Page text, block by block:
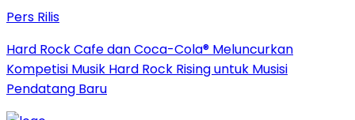
Pers Rilis
Hard Rock Cafe dan Coca-Cola® Meluncurkan
Kompetisi Musik Hard Rock Rising untuk Musisi
Pendatang Baru